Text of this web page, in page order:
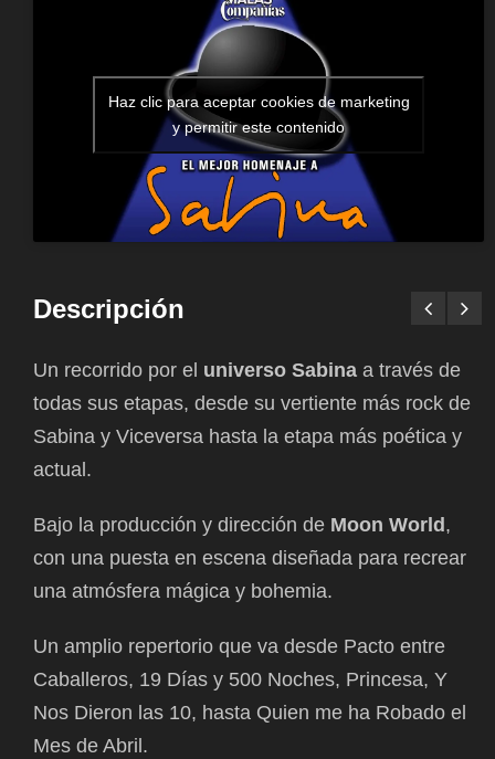
Haz clic para aceptar cookies de marketing
y permitir este contenido
Descripción
Un recorrido por el universo Sabina a través de
todas sus etapas, desde su vertiente más rock de
Sabina y Viceversa hasta la etapa más poética y
actual.
Bajo la producción y dirección de Moon World ,
con una puesta en escena diseñada para recrear
una atmósfera mágica y bohemia.
Un amplio repertorio que va desde Pacto entre
Caballeros, 19 Días y 500 Noches, Princesa, Y
Nos Dieron las 10, hasta Quien me ha Robado el
Mes de Abril.